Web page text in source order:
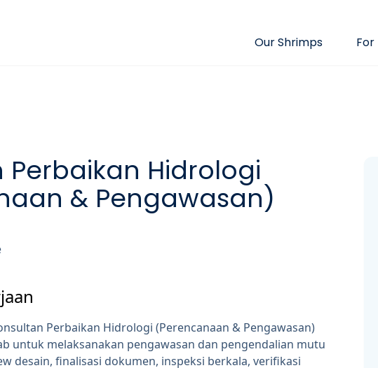
Our Shrimps
Perbaikan Hidrologi
& Pengawasan)
Perbaikan Hidrologi (Perencanaan & Pengawasan)
untuk melaksanakan pengawasan dan pengendalian mutu
desain, finalisasi dokumen, inspeksi berkala, verifikasi